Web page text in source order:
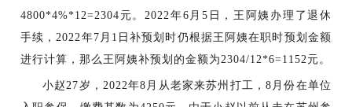
4800*4%*12=2304元。2022年6月5日，王阿姨办理了退休
手续，2022年7月1日补预划时仍根据王阿姨在职时预划金额
进行计算，那么王阿姨补预划的金额为2304/12*6=1152元。
小赵 27岁，2022年8月从老家来苏州打工，8月份在单位